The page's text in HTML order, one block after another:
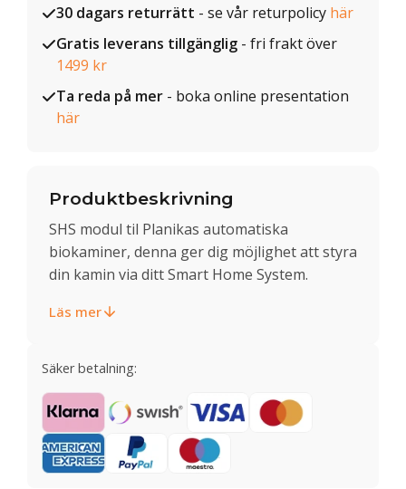
30 dagars returrätt - se vår returpolicy här
Gratis leverans tillgänglig - fri frakt över
1499 kr
Ta reda på mer - boka online presentation
här
Produktbeskrivning
SHS modul til Planikas automatiska
biokaminer, denna ger dig möjlighet att styra
din kamin via ditt Smart Home System.
Läs mer
Säker betalning: